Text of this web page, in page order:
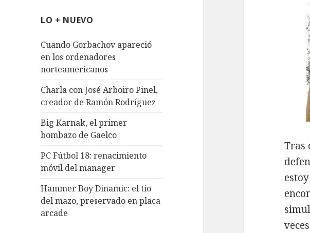
LO + NUEVO
Cuando Gorbachov apareció
en los ordenadores
norteamericanos
Charla con José Arboiro Pinel,
creador de Ramón Rodríguez
Big Karnak, el primer
bombazo de Gaelco
PC Fútbol 18: renacimiento
móvil del manager
Hammer Boy Dinamic: el tío
del mazo, preservado en placa
arcade
Tras